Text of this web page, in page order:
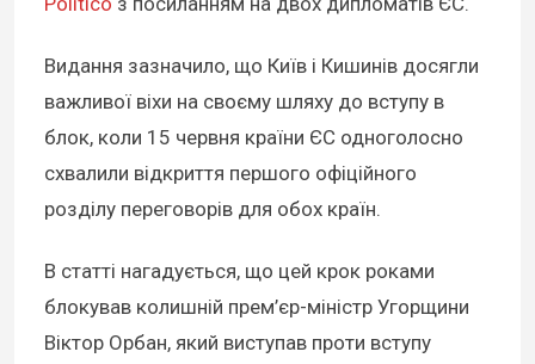
Видання зазначило, що Київ і Кишинів досягли
важливої віхи на своєму шляху до вступу в
блок, коли 15 червня країни ЄС одноголосно
схвалили відкриття першого офіційного
розділу переговорів для обох країн.
В статті нагадується, що цей крок роками
блокував колишній прем’єр-міністр Угорщини
Віктор Орбан, який виступав проти вступу